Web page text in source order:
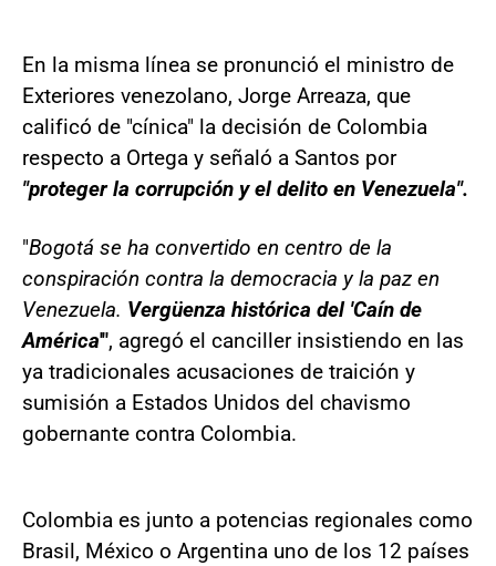
En la misma línea se pronunció el ministro de
Exteriores venezolano, Jorge Arreaza, que
calificó de "cínica" la decisión de Colombia
respecto a Ortega y señaló a Santos por
"proteger la corrupción y el delito en Venezuela".
"Bogotá se ha convertido en centro de la
conspiración contra la democracia y la paz en
Venezuela. Vergüenza histórica del 'Caín de
América'", agregó el canciller insistiendo en las
ya tradicionales acusaciones de traición y
sumisión a Estados Unidos del chavismo
gobernante contra Colombia.
Colombia es junto a potencias regionales como
Brasil, México o Argentina uno de los 12 países